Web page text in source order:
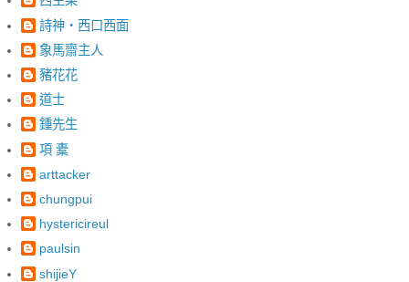
詩神‧西口西面
象馬齋主人
豬花花
道士
鍾先生
項 橐
arttacker
chungpui
hystericireul
paulsin
shijieY